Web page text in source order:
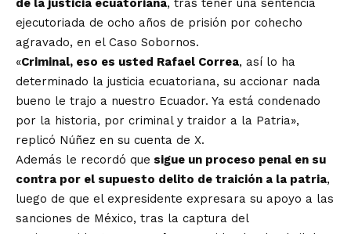
de la justicia ecuatoriana, tras tener una sentencia
ejecutoriada de ocho años de prisión por cohecho
agravado, en el Caso Sobornos.
«Criminal, eso es usted Rafael Correa, así lo ha
determinado la justicia ecuatoriana, su accionar nada
bueno le trajo a nuestro Ecuador. Ya está condenado
por la historia, por criminal y traidor a la Patria»,
replicó Núñez en su cuenta de X.
Además le recordó que sigue un proceso penal en su
contra por el supuesto delito de traición a la patria,
luego de que el expresidente expresara su apoyo a las
sanciones de México, tras la captura del